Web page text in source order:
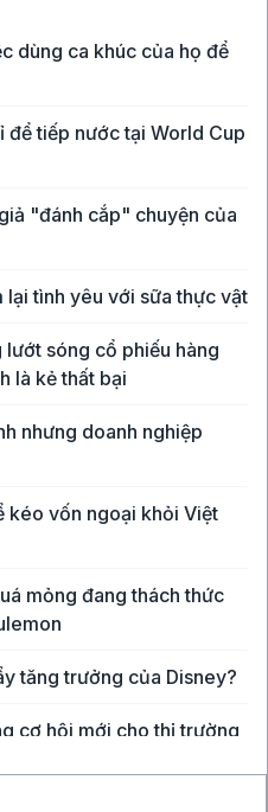
dùng ca khúc của họ để
để tiếp nước tại World Cup
"đánh cắp" chuyện của
tình yêu với sữa thực vật
lướt sóng cổ phiếu hàng
là kẻ thất bại
nhưng doanh nghiệp
kéo vốn ngoại khỏi Việt
mỏng đang thách thức
tăng trưởng của Disney?
cơ hội mới cho thị trường